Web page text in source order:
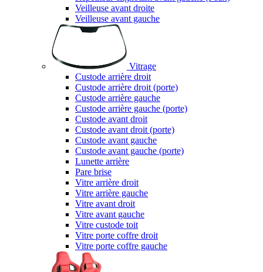
Veilleuse avant droite
Veilleuse avant gauche
Vitrage
Custode arrière droit
Custode arrière droit (porte)
Custode arrière gauche
Custode arrière gauche (porte)
Custode avant droit
Custode avant droit (porte)
Custode avant gauche
Custode avant gauche (porte)
Lunette arrière
Pare brise
Vitre arrière droit
Vitre arrière gauche
Vitre avant droit
Vitre avant gauche
Vitre custode toit
Vitre porte coffre droit
Vitre porte coffre gauche